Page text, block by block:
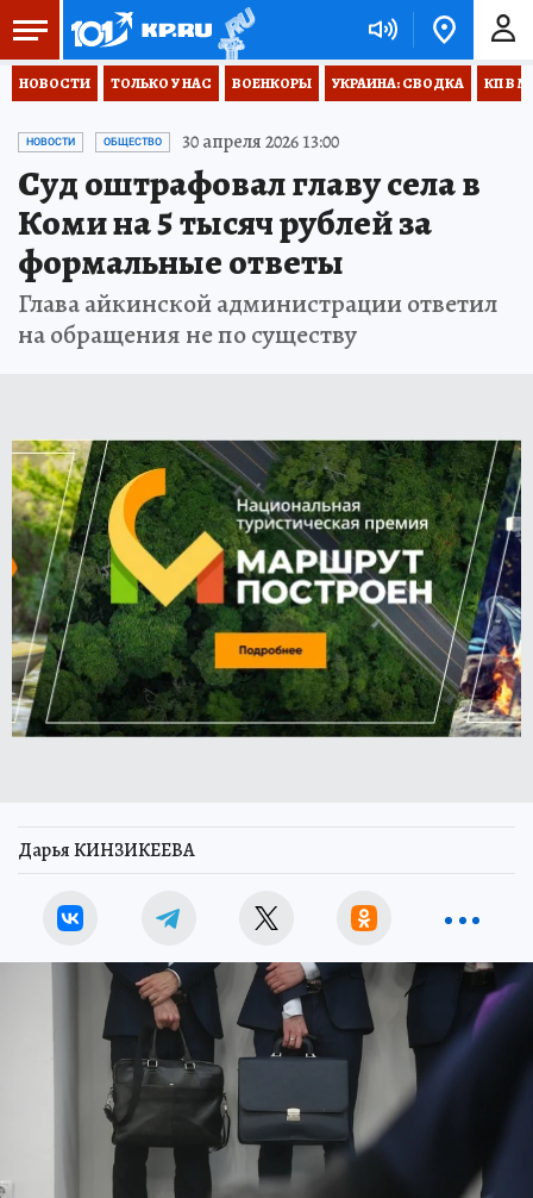
НОВОСТИ ТОЛЬКО У НАС ВОЕНКОРЫ УКРАИНА: СВОДКА КП В
НОВОСТИ ОБЩЕСТВО 30 апреля 2026 13:00
Суд оштрафовал главу села в
Коми на 5 тысяч рублей за
формальные ответы
Глава айкинской администрации ответил
на обращения не по существу
Дарья КИНЗИКЕЕВА